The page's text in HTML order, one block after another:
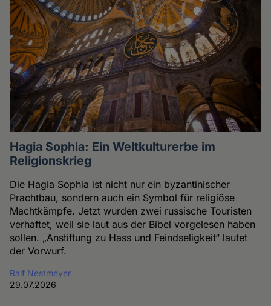
Hagia Sophia: Ein Weltkulturerbe im
Religionskrieg
Die Hagia Sophia ist nicht nur ein byzantinischer
Prachtbau, sondern auch ein Symbol für religiöse
Machtkämpfe. Jetzt wurden zwei russische Touristen
verhaftet, weil sie laut aus der Bibel vorgelesen haben
sollen. „Anstiftung zu Hass und Feindseligkeit“ lautet
der Vorwurf.
Ralf Nestmeyer
29.07.2026